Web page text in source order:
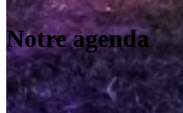
Notre agenda